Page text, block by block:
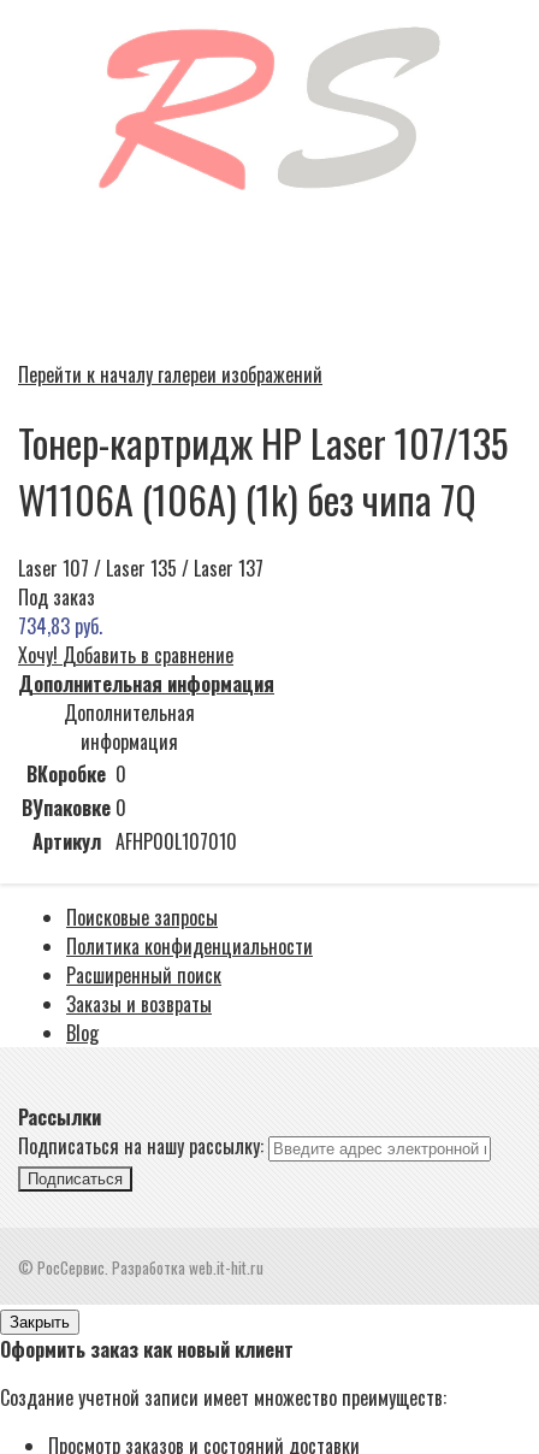
Перейти к началу галереи изображений
Тонер-картридж HP Laser 107/135
W1106A (106A) (1k) без чипа 7Q
Laser 107 / Laser 135 / Laser 137
Под заказ
734,83 руб.
Хочу! Добавить в сравнение
Дополнительная информация
Дополнительная
информация
ВКоробке 0
ВУпаковке 0
Артикул AFHP00L107010
Поисковые запросы
Политика конфиденциальности
Расширенный поиск
Заказы и возвраты
Blog
Рассылки
Подписаться на нашу рассылку:
Подписаться
© РосСервис. Разработка web.it-hit.ru
Закрыть
Оформить заказ как новый клиент
Создание учетной записи имеет множество преимуществ:
Просмотр заказов и состояний доставки